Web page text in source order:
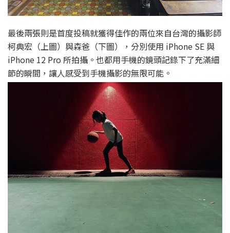
最後兩張則是首度投稿就獲得佳作的兩位來自台灣的攝影師
柯典宏（上圖）與森爸（下圖），分別使用 iPhone SE 與
iPhone 12 Pro 所拍攝。也都用手機的鏡頭記錄下了充滿細
節的瞬間，讓人感受到手機攝影的無限可能。